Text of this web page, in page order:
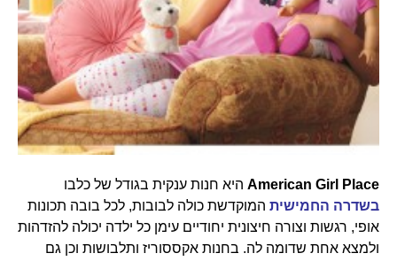
American Girl Place היא חנות ענקית בגודל של כלבו
בשדרה החמישית המוקדשת כולה לבובות, לכל בובה תכונות
אופי, רגשות וצורה חיצונית יחודיים עימן כל ילדה יכולה להזדהות
ולמצא אחת שדומה לה. בחנות אקססוריז ותלבושות וכן גם